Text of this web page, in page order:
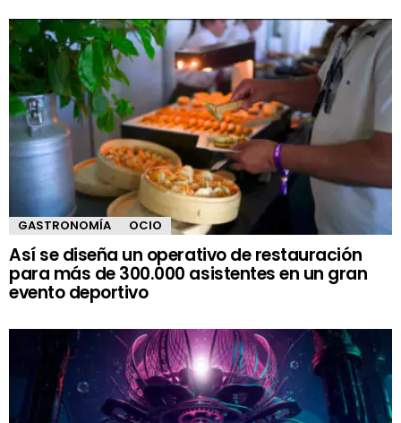
GASTRONOMÍA OCIO
Así se diseña un operativo de restauración
para más de 300.000 asistentes en un gran
evento deportivo